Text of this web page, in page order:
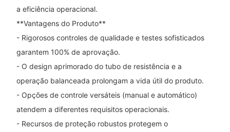
a eficiência operacional.
**Vantagens do Produto**
- Rigorosos controles de qualidade e testes sofisticados
garantem 100% de aprovação.
- O design aprimorado do tubo de resistência e a
operação balanceada prolongam a vida útil do produto.
- Opções de controle versáteis (manual e automático)
atendem a diferentes requisitos operacionais.
- Recursos de proteção robustos protegem o